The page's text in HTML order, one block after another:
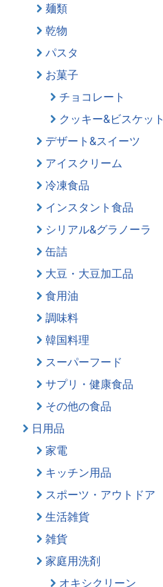
麺類
乾物
パスタ
お菓子
チョコレート
クッキー&ビスケット
デザート&スイーツ
アイスクリーム
冷凍食品
インスタント食品
シリアル&グラノーラ
缶詰
大豆・大豆加工品
食用油
調味料
韓国料理
スーパーフード
サプリ・健康食品
その他の食品
日用品
家電
キッチン用品
スポーツ・アウトドア
生活雑貨
雑貨
家庭用洗剤
オキシクリーン